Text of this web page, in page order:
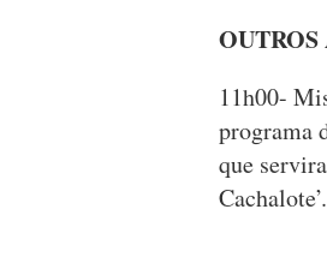
OUTROS
11h00-
programa
que
Cachalote’.